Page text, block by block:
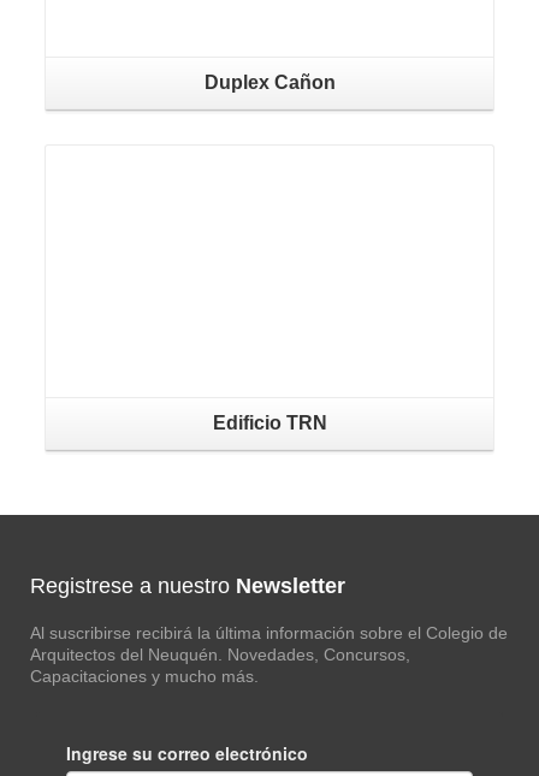
Duplex Cañon
Edificio TRN
Registrese a nuestro Newsletter
Al suscribirse recibirá la última información sobre el Colegio de
Arquitectos del Neuquén. Novedades, Concursos,
Capacitaciones y mucho más.